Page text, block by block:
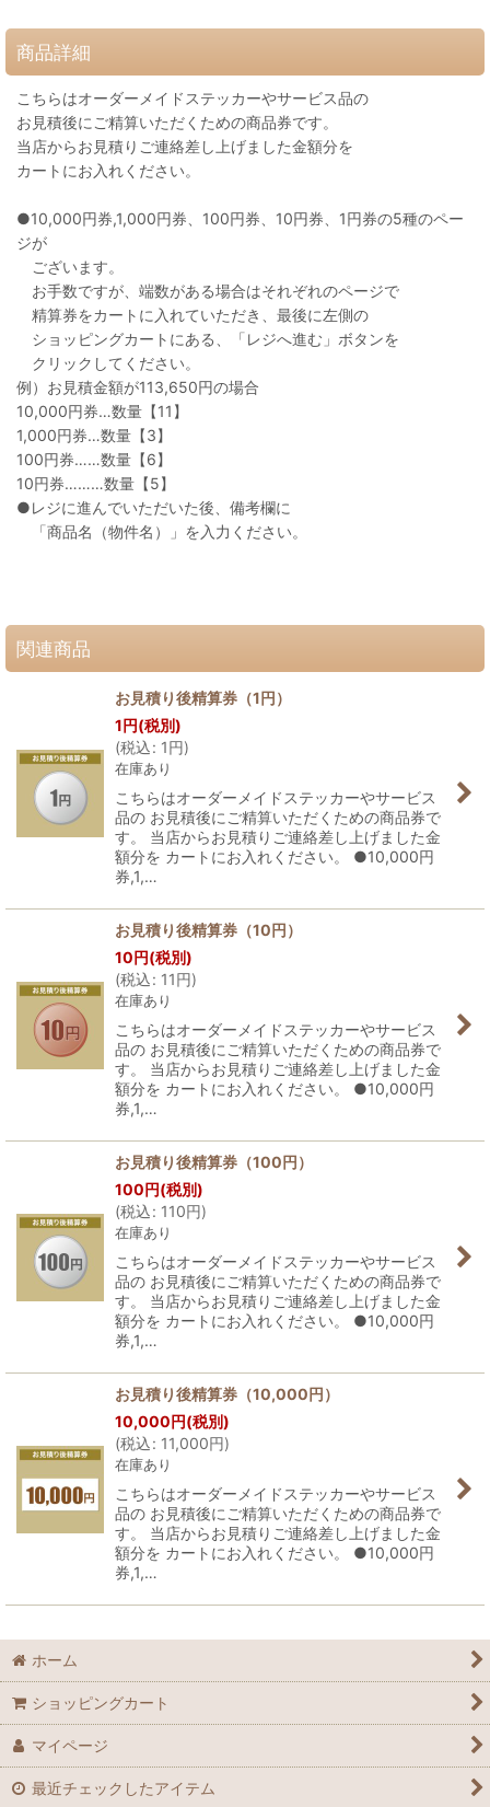
商品詳細
こちらはオーダーメイドステッカーやサービス品の
お見積後にご精算いただくための商品券です。
当店からお見積りご連絡差し上げました金額分を
カートにお入れください。
●10,000円券,1,000円券、100円券、10円券、1円券の5種のペー
ジが
ございます。
お手数ですが、端数がある場合はそれぞれのページで
精算券をカートに入れていただき、最後に左側の
ショッピングカートにある、「レジへ進む」ボタンを
クリックしてください。
例）お見積金額が113,650円の場合
10,000円券…数量【11】
1,000円券…数量【3】
100円券……数量【6】
10円券………数量【5】
●レジに進んでいただいた後、備考欄に
「商品名（物件名）」を入力ください。
関連商品
お見積り後精算券（1円）
1円(税別)
(税込: 1円)
在庫あり
こちらはオーダーメイドステッカーやサービス
品の お見積後にご精算いただくための商品券で
す。 当店からお見積りご連絡差し上げました金
額分を カートにお入れください。 ●10,000円
券,1,…
お見積り後精算券（10円）
10円(税別)
(税込: 11円)
在庫あり
こちらはオーダーメイドステッカーやサービス
品の お見積後にご精算いただくための商品券で
す。 当店からお見積りご連絡差し上げました金
額分を カートにお入れください。 ●10,000円
券,1,…
お見積り後精算券（100円）
100円(税別)
(税込: 110円)
在庫あり
こちらはオーダーメイドステッカーやサービス
品の お見積後にご精算いただくための商品券で
す。 当店からお見積りご連絡差し上げました金
額分を カートにお入れください。 ●10,000円
券,1,…
お見積り後精算券（10,000円）
10,000円(税別)
(税込: 11,000円)
在庫あり
こちらはオーダーメイドステッカーやサービス
品の お見積後にご精算いただくための商品券で
す。 当店からお見積りご連絡差し上げました金
額分を カートにお入れください。 ●10,000円
券,1,…
ホーム
ショッピングカート
マイページ
最近チェックしたアイテム